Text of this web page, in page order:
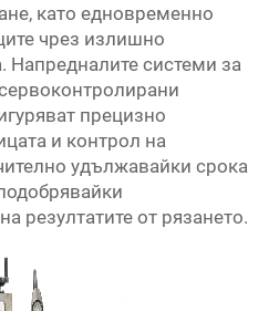
като едновременно
чрез излишно
Напредналите системи за
прецизно
и контрол на
удължавайки срока
резултатите от рязането.